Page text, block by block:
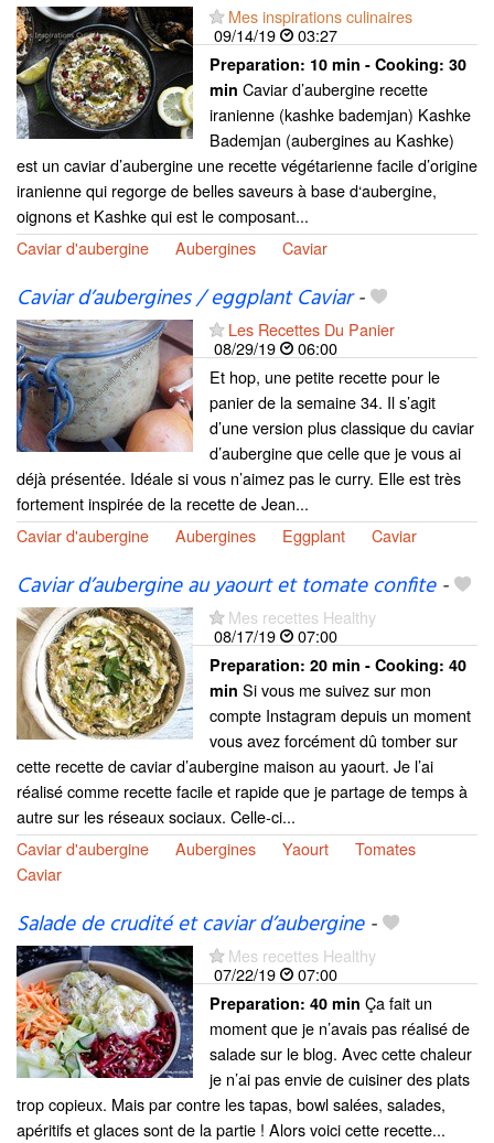
Mes inspirations culinaires
09/14/19
03:27
Preparation: 10 min - Cooking: 30
min Caviar d’aubergine recette
iranienne (kashke bademjan) Kashke
Bademjan (aubergines au Kashke)
est un caviar d’aubergine une recette végétarienne facile d’origine
iranienne qui regorge de belles saveurs à base d‘aubergine,
oignons et Kashke qui est le composant...
Caviar d'aubergine
Aubergines Caviar
Caviar d’aubergines / eggplant Caviar-
Les Recettes Du Panier
08/29/19
06:00
Et hop, une petite recette pour le
panier de la semaine 34. Il s’agit
d’une version plus classique du caviar
d’aubergine que celle que je vous ai
déjà présentée. Idéale si vous n’aimez pas le curry. Elle est très
fortement inspirée de la recette de Jean...
Caviar d'aubergine
Aubergines Eggplant Caviar
Caviar d’aubergine au yaourt et tomate confite-
Mes recettes Healthy
08/17/19
07:00
Preparation: 20 min - Cooking: 40
min Si vous me suivez sur mon
compte Instagram depuis un moment
vous avez forcément dû tomber sur
cette recette de caviar d’aubergine maison au yaourt. Je l’ai
réalisé comme recette facile et rapide que je partage de temps à
autre sur les réseaux sociaux. Celle-ci...
Caviar d'aubergine
Aubergines Yaourt
Tomates
Caviar
Salade de crudité et caviar d’aubergine-
Mes recettes Healthy
07/22/19
07:00
Preparation: 40 min Ça fait un
moment que je n’avais pas réalisé de
salade sur le blog. Avec cette chaleur
je n’ai pas envie de cuisiner des plats
trop copieux. Mais par contre les tapas, bowl salées, salades,
apéritifs et glaces sont de la partie ! Alors voici cette recette...